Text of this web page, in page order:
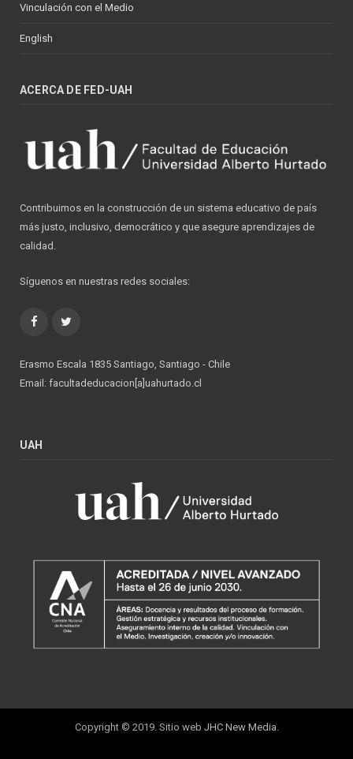
Vinculación con el Medio
English
ACERCA DE FED-UAH
Contribuimos en la construcción de un sistema educativo de país
más justo, inclusivo, democrático y que asegure aprendizajes de
calidad.
Síguenos en nuestras redes sociales:
Facebook
Erasmo Escala 1835 Santiago, Santiago - Chile
Email: facultadeducacion[a]uahurtado.cl
UAH
Copyright © 2019. Sitio web JHC New Media.